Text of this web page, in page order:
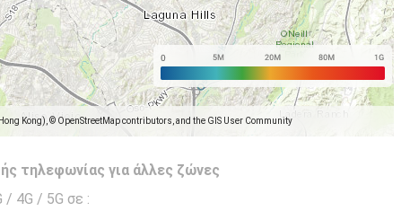
Kong), © OpenStreetMap contributors, and the GIS User Community
τηλεφωνίας για άλλες ζώνες
/ 4G / 5G σε :